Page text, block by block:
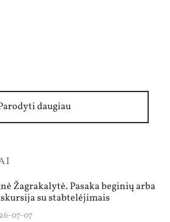
daugiau
Žagrakalytė. Pasaka beginių arba
su stabtelėjimais
07-07